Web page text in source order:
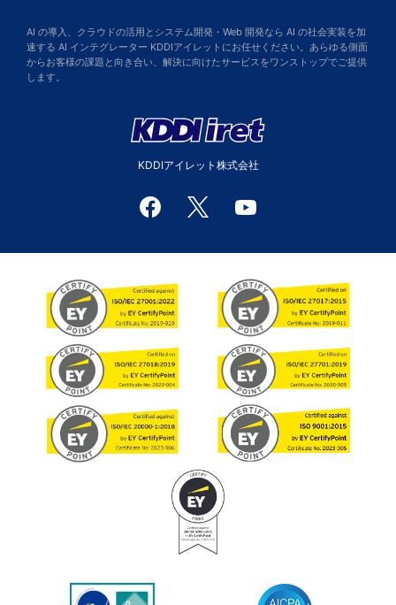
AI の導入、クラウドの活用とシステム開発・Web 開発なら AI の社会実装を加
速する AI インテグレーター KDDIアイレットにお任せください。あらゆる側面
からお客様の課題と向き合い、解決に向けたサービスをワンストップでご提供
します。
KDDIアイレット株式会社